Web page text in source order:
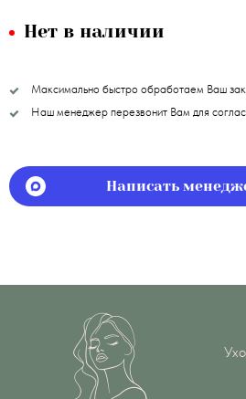
Нет в наличии
Максимально быстро обработаем Ваш
Наш менеджер перезвонит Вам для
Написать